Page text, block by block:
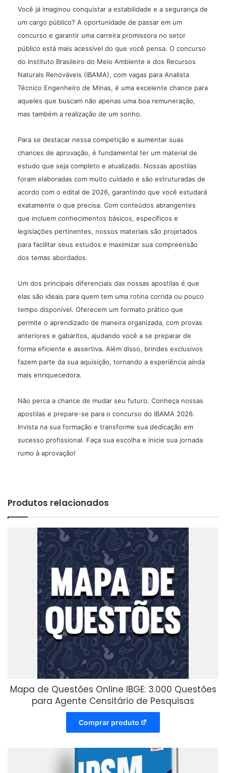
Você já imaginou conquistar a estabilidade e a segurança de
um cargo público? A oportunidade de passar em um
concurso e garantir uma carreira promissora no setor
público está mais acessível do que você pensa. O concurso
do Instituto Brasileiro do Meio Ambiente e dos Recursos
Naturais Renováveis (IBAMA), com vagas para Analista
Técnico Engenheiro de Minas, é uma excelente chance para
aqueles que buscam não apenas uma boa remuneração,
mas também a realização de um sonho.
Para se destacar nessa competição e aumentar suas
chances de aprovação, é fundamental ter um material de
estudo que seja completo e atualizado. Nossas apostilas
foram elaboradas com muito cuidado e são estruturadas de
acordo com o edital de 2026, garantindo que você estudará
exatamente o que precisa. Com conteúdos abrangentes
que incluem conhecimentos básicos, específicos e
legislações pertinentes, nossos materiais são projetados
para facilitar seus estudos e maximizar sua compreensão
dos temas abordados.
Um dos principais diferenciais das nossas apostilas é que
elas são ideais para quem tem uma rotina corrida ou pouco
tempo disponível. Oferecem um formato prático que
permite o aprendizado de maneira organizada, com provas
anteriores e gabaritos, ajudando você a se preparar de
forma eficiente e assertiva. Além disso, brindes exclusivos
fazem parte da sua aquisição, tornando a experiência ainda
mais enriquecedora.
Não perca a chance de mudar seu futuro. Conheça nossas
apostilas e prepare-se para o concurso do IBAMA 2026.
Invista na sua formação e transforme sua dedicação em
sucesso profissional. Faça sua escolha e inicie sua jornada
rumo à aprovação!
Produtos relacionados
Mapa de Questões Online IBGE: 3.000 Questões
para Agente Censitário de Pesquisas
Comprar produto